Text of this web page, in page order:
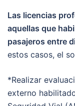
Las licencias
aquellas que
pasajeros entre
estos casos, el
*Realizar
externo